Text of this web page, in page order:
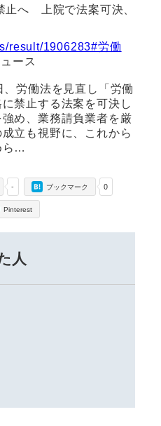
止へ 上院で法案可決、
result/1906283#労働
ース
労働法を見直し「労働
禁止する法案を可決し
め、業務請負業者を厳
立も視野に、これから
ら…
- 0
ブックマーク
Pinterest
人